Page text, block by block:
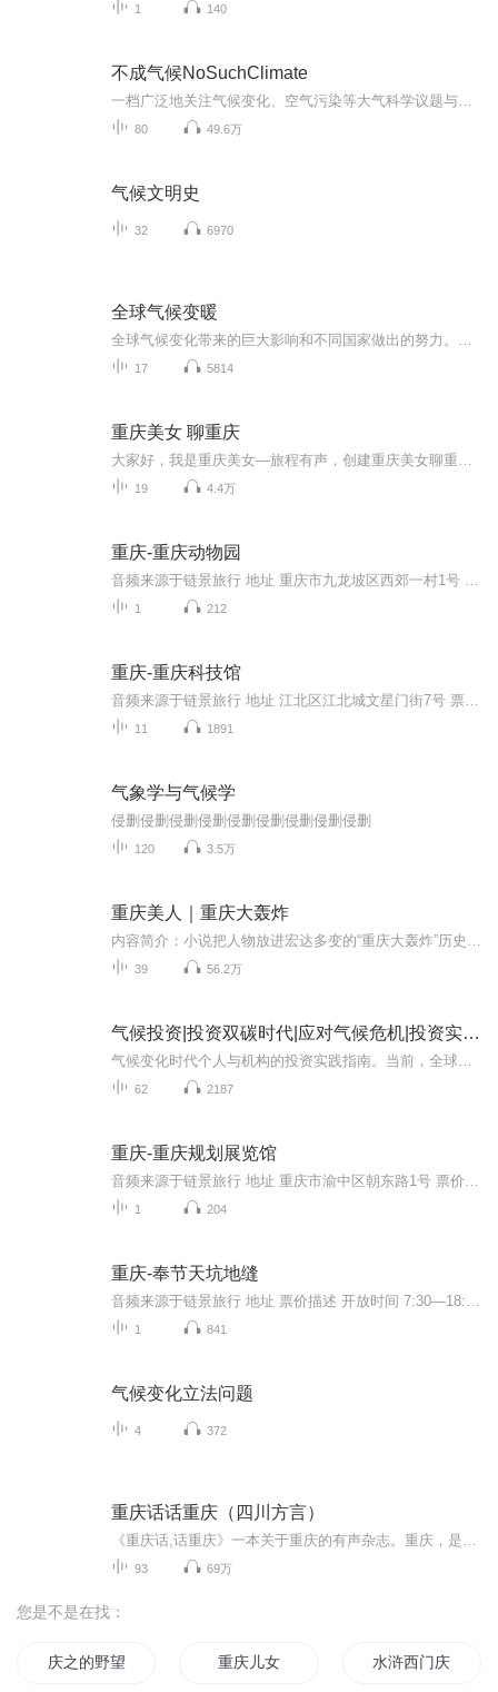
1 140
不成气候NoSuchClimate
80 49.6万
气候文明史
32 6970
全球气候变暖
17 5814
重庆美女 聊重庆
19 4.4万
重庆-重庆动物园
1 212
重庆-重庆科技馆
11 1891
气象学与气候学
侵删侵删侵删侵删侵删侵删侵删侵删侵删
120 3.5万
重庆美人｜重庆大轰炸
39 56.2万
气候投资|投资双碳时代|应对气候危机|投资实践指南
62 2187
重庆-重庆规划展览馆
1 204
重庆-奉节天坑地缝
1 841
气候变化立法问题
4 372
重庆话话重庆（四川方言）
93 69万
您是不是在找：
庆之的野望 重庆儿女 水浒西门庆